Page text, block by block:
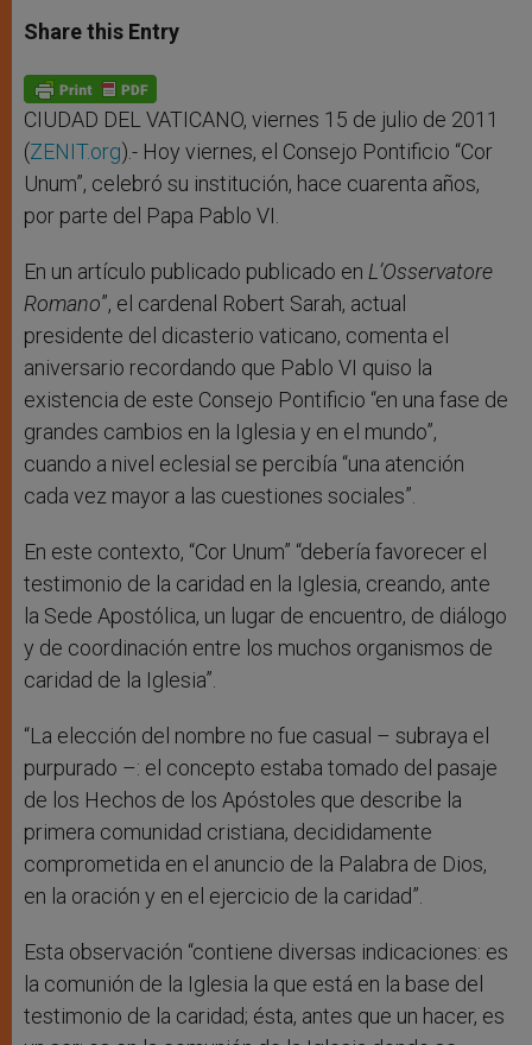
t
s
p
p
s
e
g
e
r
e
b
o
k
Share this Entry
CIUDAD DEL VATICANO, viernes 15 de julio de 2011
(ZENIT.org).- Hoy viernes, el Consejo Pontificio “Cor
Unum”, celebró su institución, hace cuarenta años,
por parte del Papa Pablo VI.
En un artículo publicado publicado en L’Osservatore
Romano”, el cardenal Robert Sarah, actual
presidente del dicasterio vaticano, comenta el
aniversario recordando que Pablo VI quiso la
existencia de este Consejo Pontificio “en una fase de
grandes cambios en la Iglesia y en el mundo”,
cuando a nivel eclesial se percibía “una atención
cada vez mayor a las cuestiones sociales”.
En este contexto, “Cor Unum” “debería favorecer el
testimonio de la caridad en la Iglesia, creando, ante
la Sede Apostólica, un lugar de encuentro, de diálogo
y de coordinación entre los muchos organismos de
caridad de la Iglesia”.
“La elección del nombre no fue casual – subraya el
purpurado –: el concepto estaba tomado del pasaje
de los Hechos de los Apóstoles que describe la
primera comunidad cristiana, decididamente
comprometida en el anuncio de la Palabra de Dios,
en la oración y en el ejercicio de la caridad”.
Esta observación “contiene diversas indicaciones: es
la comunión de la Iglesia la que está en la base del
testimonio de la caridad; ésta, antes que un hacer, es